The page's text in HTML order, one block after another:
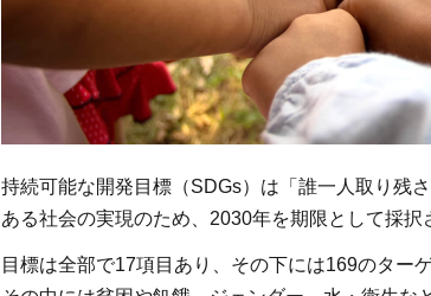
ーゲ
ット
にあ
「質
が高
い教
持続可能な開発目標（SDGs）は「誰一人取り残
ある社会の実現のため、2030年を期限として採択
目標は全部で17項目あり、その下には169のター